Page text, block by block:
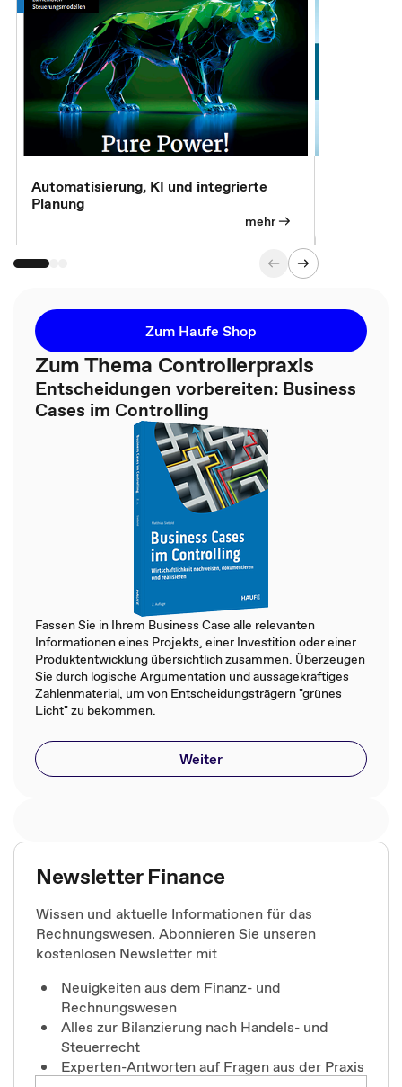
Automatisierung, KI und integrierte
Planung
mehr
Zum Haufe Shop
Zum Thema Controllerpraxis
Entscheidungen vorbereiten: Business
Cases im Controlling
Fassen Sie in Ihrem Business Case alle relevanten
Informationen eines Projekts, einer Investition oder einer
Produktentwicklung übersichtlich zusammen. Überzeugen
Sie durch logische Argumentation und aussagekräftiges
Zahlenmaterial, um von Entscheidungsträgern "grünes
Licht" zu bekommen.
Weiter
Newsletter Finance
Wissen und aktuelle Informationen für das
Rechnungswesen. Abonnieren Sie unseren
kostenlosen Newsletter mit
Neuigkeiten aus dem Finanz- und
Rechnungswesen
Alles zur Bilanzierung nach Handels- und
Steuerrecht
Experten-Antworten auf Fragen aus der Praxis